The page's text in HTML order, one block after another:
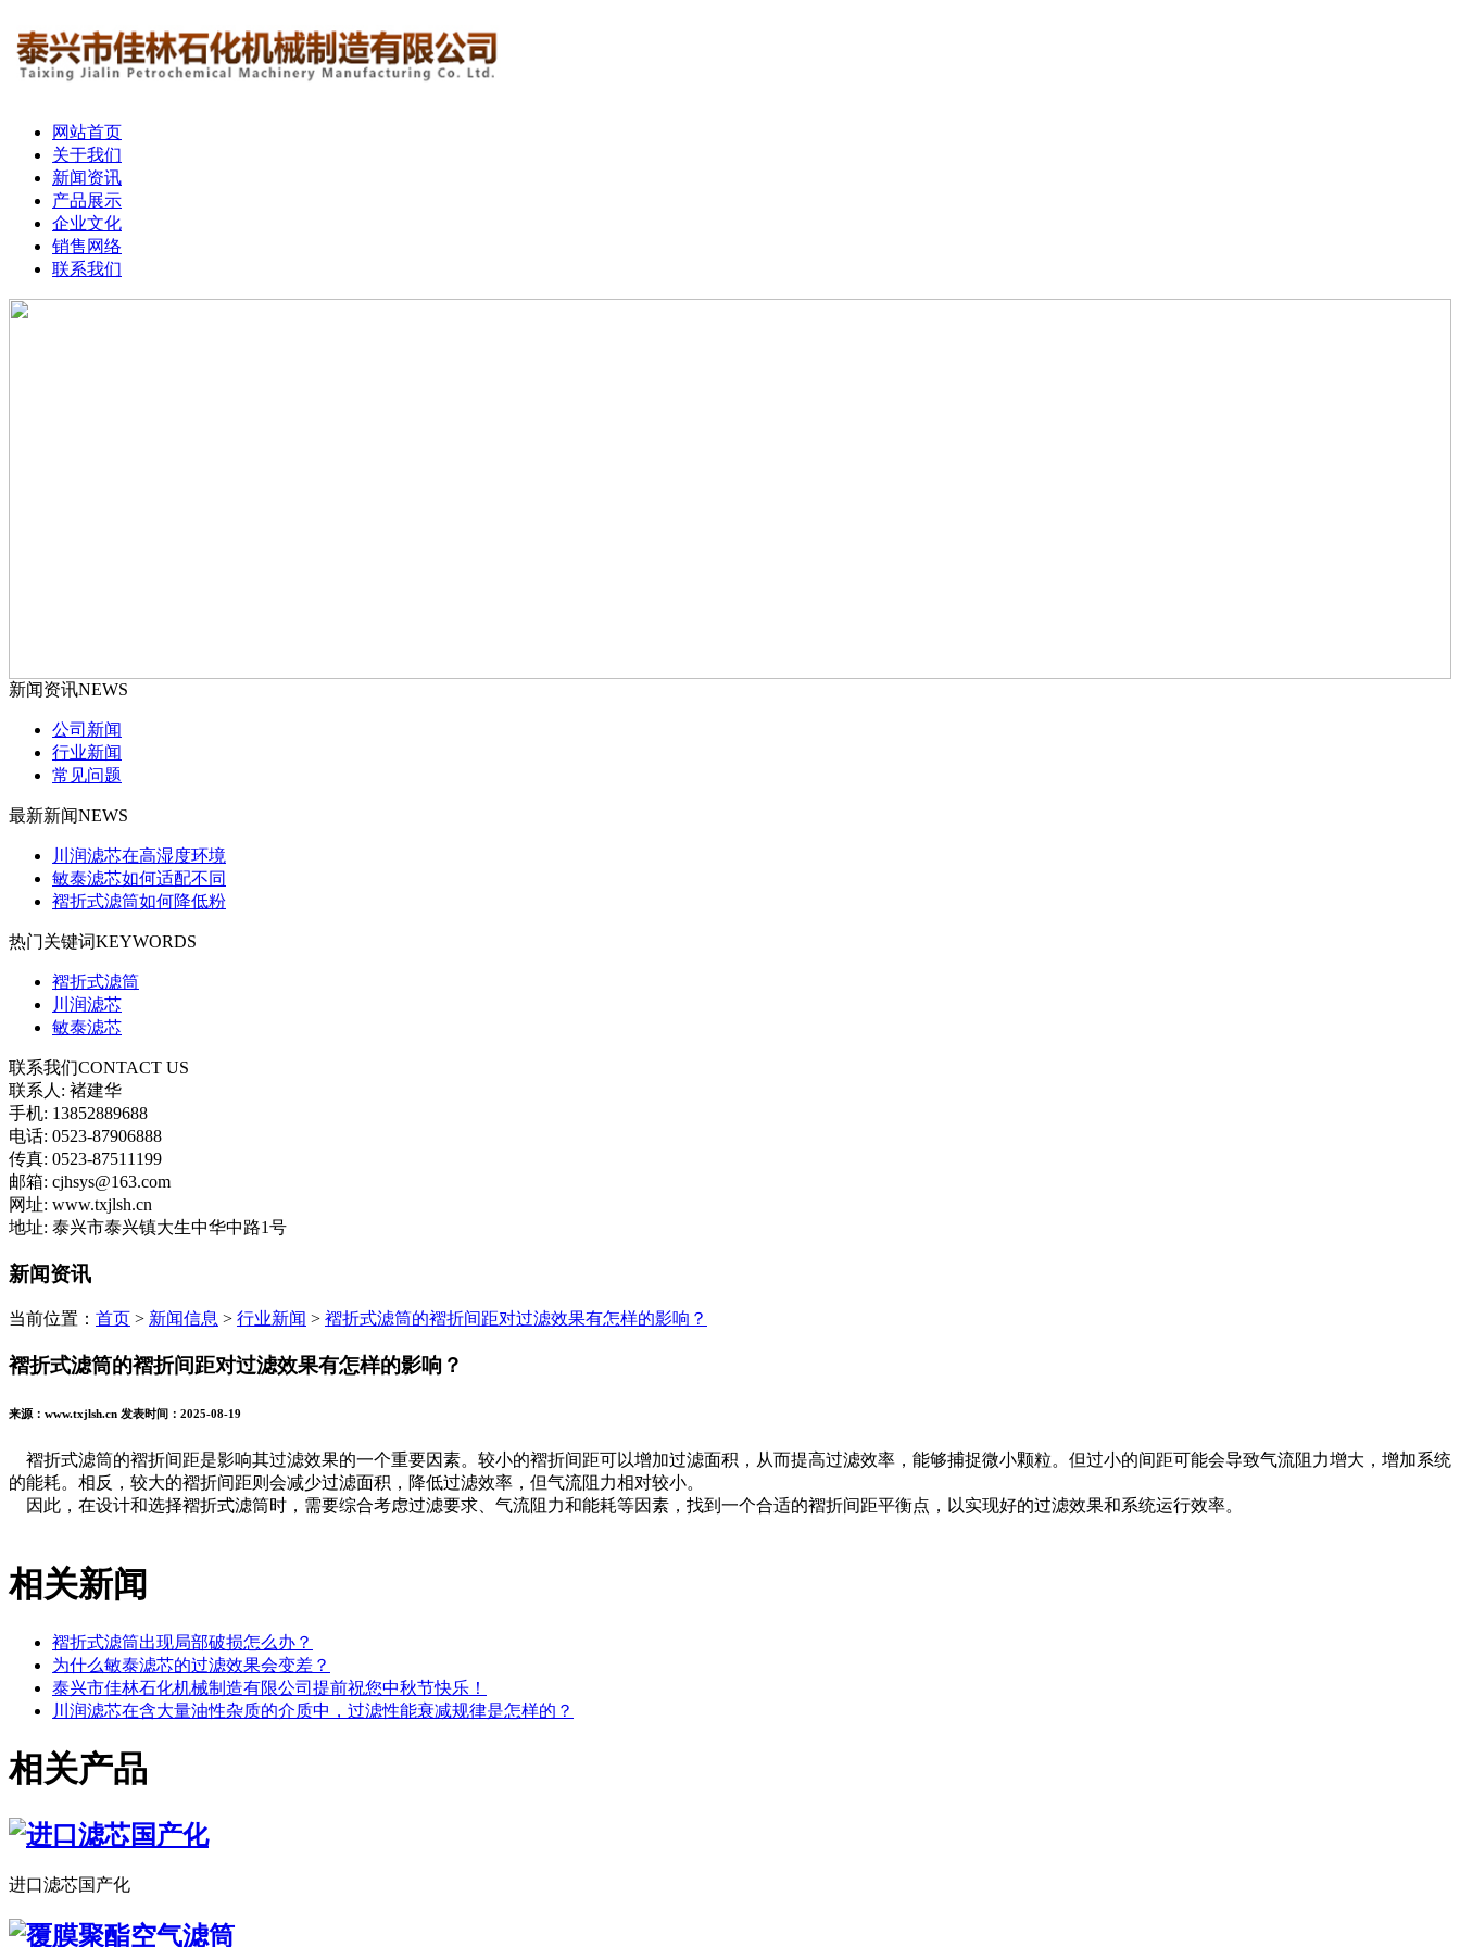
网站首页
关于我们
新闻资讯
产品展示
企业文化
销售网络
联系我们
新闻资讯NEWS
公司新闻
行业新闻
常见问题
最新新闻NEWS
川润滤芯在高湿度环境
敏泰滤芯如何适配不同
褶折式滤筒如何降低粉
热门关键词KEYWORDS
褶折式滤筒
川润滤芯
敏泰滤芯
联系我们CONTACT US
联系人: 褚建华
手机: 13852889688
电话: 0523-87906888
传真: 0523-87511199
邮箱: cjhsys@163.com
网址: www.txjlsh.cn
地址: 泰兴市泰兴镇大生中华中路1号
新闻资讯
当前位置： 首页 > 新闻信息 > 行业新闻 > 褶折式滤筒的褶折间距对过滤效果有怎样的影响？
褶折式滤筒的褶折间距对过滤效果有怎样的影响？
来源：www.txjlsh.cn 发表时间：2025-08-19
褶折式滤筒的褶折间距是影响其过滤效果的一个重要因素。较小的褶折间距可以增加过滤面积，从而提高过滤效率，能够捕捉微小颗粒。但过小的间距可能会导致气流阻力增大，增加系统
的能耗。相反，较大的褶折间距则会减少过滤面积，降低过滤效率，但气流阻力相对较小。
因此，在设计和选择褶折式滤筒时，需要综合考虑过滤要求、气流阻力和能耗等因素，找到一个合适的褶折间距平衡点，以实现好的过滤效果和系统运行效率。
相关新闻
褶折式滤筒出现局部破损怎么办？
为什么敏泰滤芯的过滤效果会变差？
泰兴市佳林石化机械制造有限公司提前祝您中秋节快乐！
川润滤芯在含大量油性杂质的介质中，过滤性能衰减规律是怎样的？
相关产品
进口滤芯国产化